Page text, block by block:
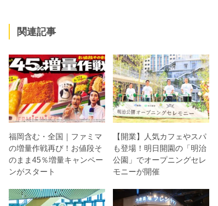
関連記事
福岡含む・全国｜ファミマ
の増量作戦再び！お値段そ
のまま45％増量キャンペー
ンがスタート
【開業】人気カフェやスパ
も登場！明日開園の「明治
公園」でオープニングセレ
モニーが開催